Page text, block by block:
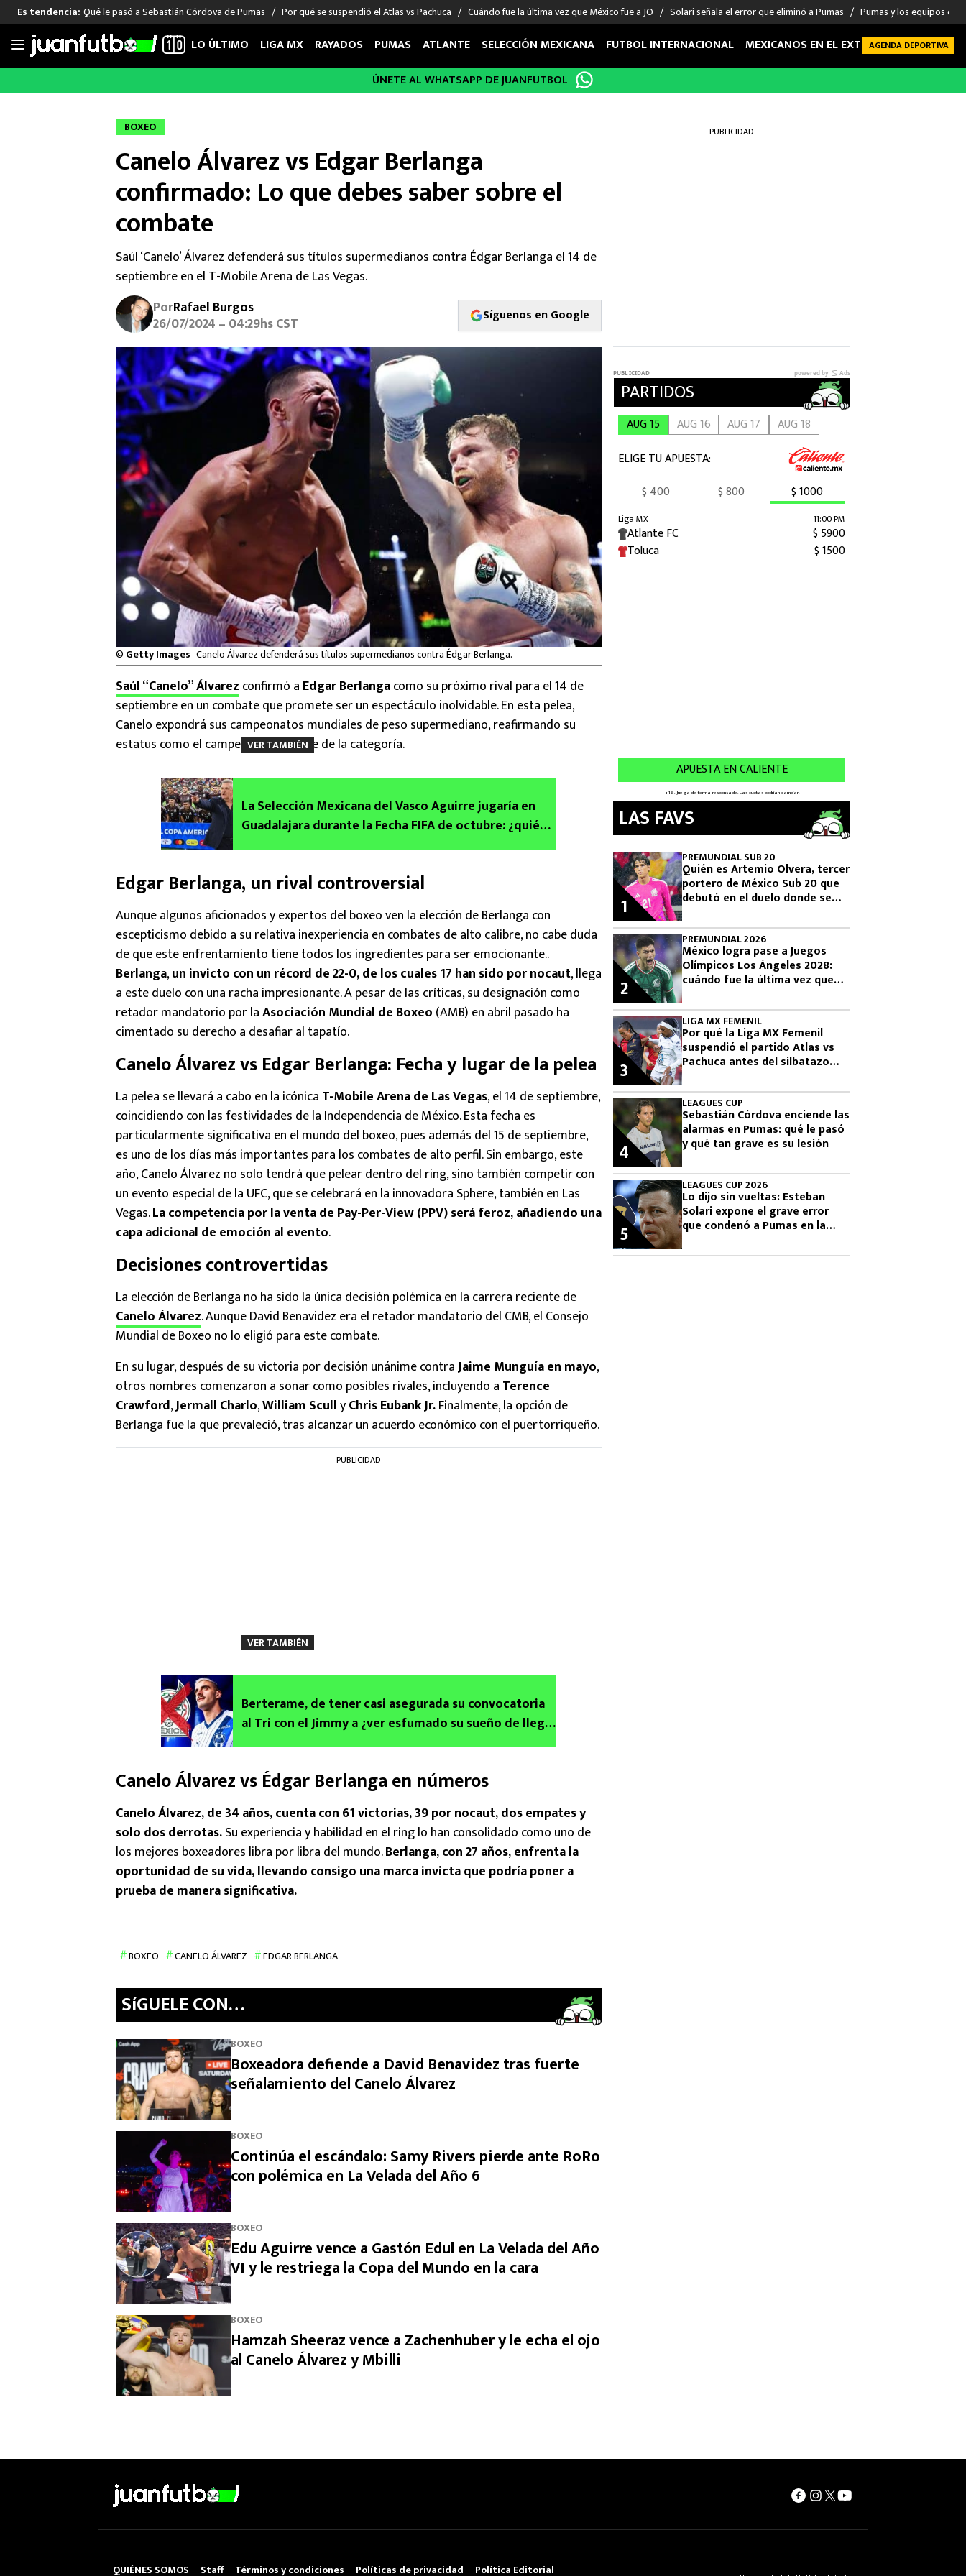
Saltar
Es tendencia: Qué le pasó a Sebastián Córdova de Pumas Por qué se suspendió el Atlas vs Pachuca Cuándo fue la última vez que México fue a JO Solari señala el error que eliminó a Pumas Pumas y los equipos
LIGA MX
Chivas de Guadalajara
Liga MX Femenil
FUT INTERNACIONAL
Las Noticias
Selección Mexicana
Champions League
Europa League
Real Madrid
Barcelona
MEXICANOS EN EL EXTRANJERO
Memo Ochoa
Chino Huerta
Edson Álvarez
FIGURAS
Sergio Ramos
Giorgos Giakoumakis
André Jardine
DEPORTES
LO ÚLTIMO LIGA MX RAYADOS PUMAS ATLANTE SELECCIÓN MEXICANA FUTBOL INTERNACIONAL MEXICANOS EN EL EXTRANJERO FUTBOL
AGENDA DEPORTIVA
ÚNETE AL WHATSAPP DE JUANFUTBOL
BOXEO
Canelo Álvarez vs Edgar Berlanga
confirmado: Lo que debes saber sobre el
combate
Saúl ‘Canelo’ Álvarez defenderá sus títulos supermedianos contra Édgar Berlanga el 14 de
septiembre en el T-Mobile Arena de Las Vegas.
PorRafael Burgos
26/07/2024 – 04:29hs CST Síguenos en Google
© Getty Images Canelo Álvarez defenderá sus títulos supermedianos contra Édgar Berlanga.
Saúl “Canelo” Álvarez confirmó a Edgar Berlangacomo su próximo rival para el 14 de
septiembre en un combate que promete ser un espectáculo inolvidable. En esta pelea,
Canelo expondrá sus campeonatos mundiales de peso supermediano, reafirmando su
estatus como el campeón indiscutible de la categoría.
VER TAMBIÉN
La Selección Mexicana del Vasco Aguirre jugaría en
Guadalajara durante la Fecha FIFA de octubre: ¿quién
será su rival?
Edgar Berlanga, un rival controversial
Aunque algunos aficionados y expertos del boxeo ven la elección de Berlanga con
escepticismo debido a su relativa inexperiencia en combates de alto calibre, no cabe duda
de que este enfrentamiento tiene todos los ingredientes para ser emocionante..
Berlanga,un invicto con un récord de 22-0, de los cuales 17 han sido por nocaut, llega
a este duelo con una racha impresionante. A pesar de las críticas, su designación como
retador mandatorio por laAsociación Mundial de Boxeo (AMB) en abril pasado ha
cimentado su derecho a desafiar al tapatío.
Canelo Álvarez vs Edgar Berlanga: Fecha y lugar de la pelea
La pelea se llevará a cabo en la icónica T-Mobile Arena de Las Vegas, el 14 de septiembre,
coincidiendo con las festividades de la Independencia de México. Esta fecha es
particularmente significativa en el mundo del boxeo, pues además del 15 de septiembre,
es uno de los días más importantes para los combates de alto perfil. Sin embargo, este
año, Canelo Álvarez no solo tendrá que pelear dentro del ring, sino también competir con
un evento especial de la UFC, que se celebrará en la innovadora Sphere, también en Las
Vegas.La competencia por la venta de Pay-Per-View (PPV) será feroz, añadiendo una
capa adicional de emoción al evento.
Decisiones controvertidas
La elección de Berlanga no ha sido la única decisión polémica en la carrera reciente de
Canelo Álvarez. Aunque David Benavidez era el retador mandatorio del CMB, el Consejo
Mundial de Boxeo no lo eligió para este combate.
En su lugar, después de su victoria por decisión unánime contraJaime Munguía en mayo,
otros nombres comenzaron a sonar como posibles rivales, incluyendo a Terence
Crawford,Jermall Charlo,William ScullyChris Eubank Jr.Finalmente, la opción de
Berlanga fue la que prevaleció, tras alcanzar un acuerdo económico con el puertorriqueño.
PUBLICIDAD
VER TAMBIÉN
Berterame, de tener casi asegurada su convocatoria
al Tri con el Jimmy a ¿ver esfumado su sueño de llegar
al Mundial con el Vasco?
Canelo Álvarez vs Édgar Berlanga en números
Canelo Álvarez, de 34 años, cuenta con 61 victorias, 39 por nocaut, dos empates y
solo dos derrotas.Su experiencia y habilidad en el ring lo han consolidado como uno de
los mejores boxeadores libra por libra del mundo.Berlanga, con 27 años, enfrenta la
oportunidad de su vida, llevando consigo una marca invicta que podría poner a
prueba de manera significativa.
BOXEO CANELO ÁLVAREZ EDGAR BERLANGA
SíGUELE CON…
BOXEO
Boxeadora defiende a David Benavidez tras fuerte
señalamiento del Canelo Álvarez
BOXEO
Continúa el escándalo: Samy Rivers pierde ante RoRo
con polémica en La Velada del Año 6
BOXEO
Edu Aguirre vence a Gastón Edul en La Velada del Año
VI y le restriega la Copa del Mundo en la cara
BOXEO
Hamzah Sheeraz vence a Zachenhuber y le echa el ojo
al Canelo Álvarez y Mbilli
PUBLICIDAD
LAS FAVS
PREMUNDIAL SUB 20
Quién es Artemio Olvera, tercer
portero de México Sub 20 que
debutó en el duelo donde se
1
PREMUNDIAL 2026
México logra pase a Juegos
Olímpicos Los Ángeles 2028:
cuándo fue la última vez que
2
LIGA MX FEMENIL
Por qué la Liga MX Femenil
suspendió el partido Atlas vs
Pachuca antes del silbatazo
3
LEAGUES CUP
Sebastián Córdova enciende las
alarmas en Pumas: qué le pasó
y qué tan grave es su lesión
4
LEAGUES CUP 2026
Lo dijo sin vueltas: Esteban
Solari expone el grave error
que condenó a Pumas en la
5
QUIÉNES SOMOS Staff Términos y condiciones Políticas de privacidad Política Editorial